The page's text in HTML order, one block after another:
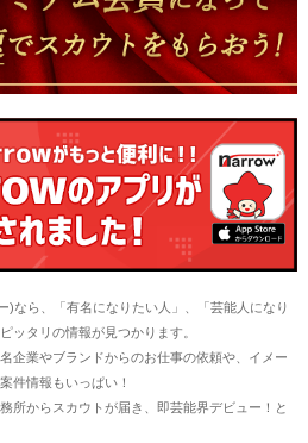
)なら、「有名になりたい人」、「芸能人になり
ッタリの情報が見つかります。
企業やブランドからのお仕事の依頼や、イメー
件情報もいっぱい！
所からスカウトが届き、即芸能界デビュー！と